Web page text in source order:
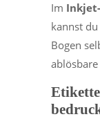
Im
kannst
Bogen